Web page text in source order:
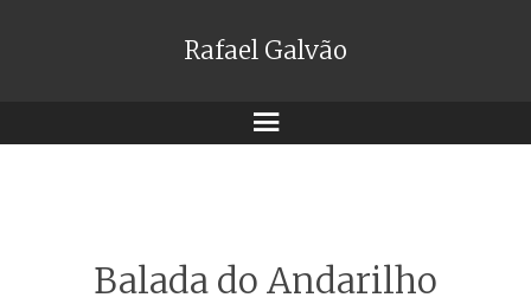
Rafael Galvão
Menu
Balada do Andarilho